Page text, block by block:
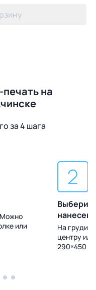
печать на
за 4 шага
Можно
или
На груди,
центру
290×450